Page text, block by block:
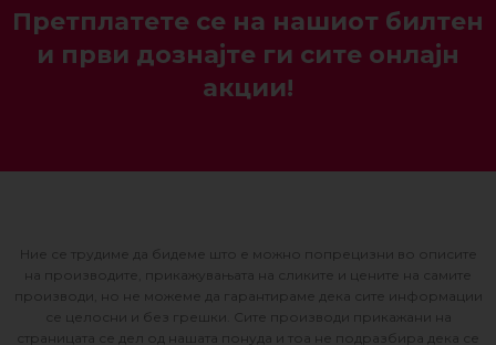
Претплатете се на нашиот билтен
и први дознајте ги сите онлајн
акции!
Ние се трудиме да бидеме што е можно попрецизни во описите
на производите, прикажувањата на сликите и цените на самите
производи, но не можеме да гарантираме дека сите информации
се целосни и без грешки. Сите производи прикажани на
страницата се дел од нашата понуда и тоа не подразбира дека се